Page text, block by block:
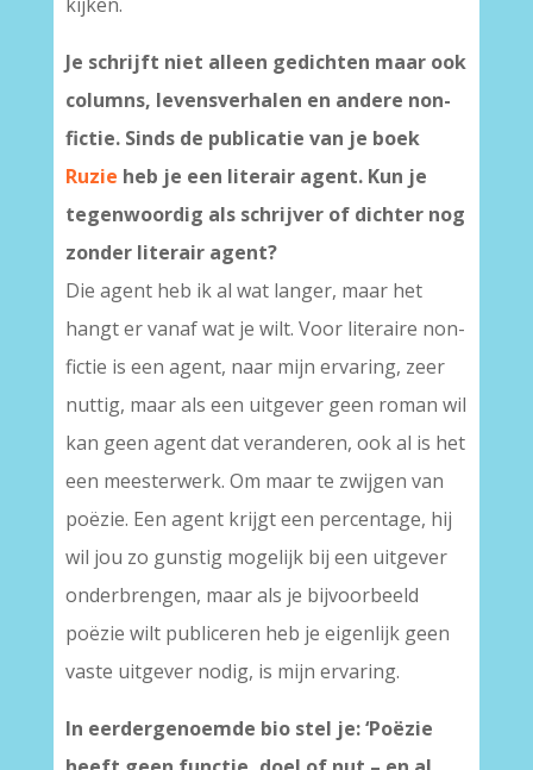
Je schrijft niet alleen gedichten maar ook
columns, levensverhalen en andere non-
fictie. Sinds de publicatie van je boek
Ruzie heb je een literair agent. Kun je
tegenwoordig als schrijver of dichter nog
zonder literair agent?
Die agent heb ik al wat langer, maar het
hangt er vanaf wat je wilt. Voor literaire non-
fictie is een agent, naar mijn ervaring, zeer
nuttig, maar als een uitgever geen roman wil
kan geen agent dat veranderen, ook al is het
een meesterwerk. Om maar te zwijgen van
poëzie. Een agent krijgt een percentage, hij
wil jou zo gunstig mogelijk bij een uitgever
onderbrengen, maar als je bijvoorbeeld
poëzie wilt publiceren heb je eigenlijk geen
vaste uitgever nodig, is mijn ervaring.
In eerdergenoemde bio stel je: ‘Poëzie